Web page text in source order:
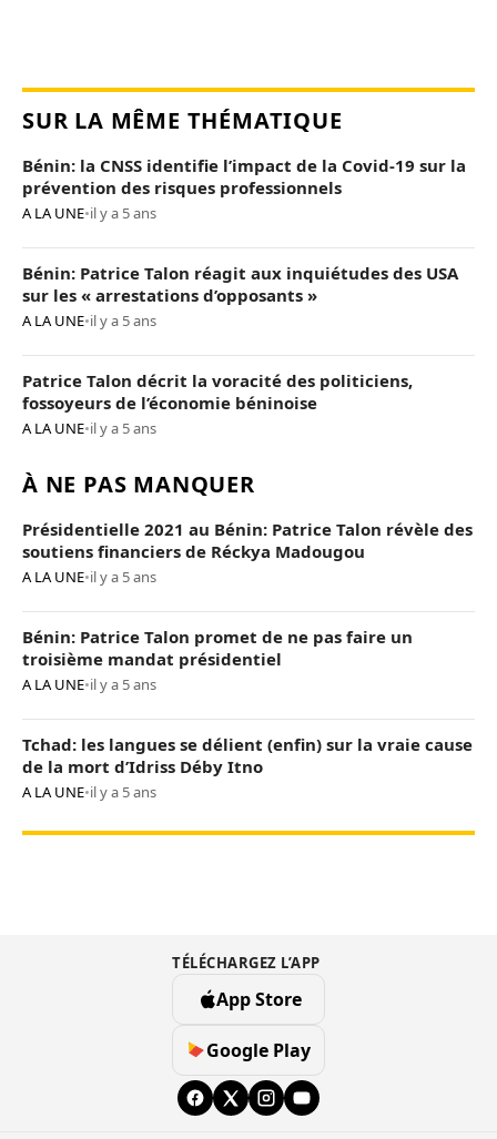
SUR LA MÊME THÉMATIQUE
Bénin: la CNSS identifie l’impact de la Covid-19 sur la
prévention des risques professionnels
A LA UNE•il y a 5 ans
Bénin: Patrice Talon réagit aux inquiétudes des USA
sur les « arrestations d’opposants »
A LA UNE•il y a 5 ans
Patrice Talon décrit la voracité des politiciens,
fossoyeurs de l’économie béninoise
A LA UNE•il y a 5 ans
À NE PAS MANQUER
Présidentielle 2021 au Bénin: Patrice Talon révèle des
soutiens financiers de Réckya Madougou
A LA UNE•il y a 5 ans
Bénin: Patrice Talon promet de ne pas faire un
troisième mandat présidentiel
A LA UNE•il y a 5 ans
Tchad: les langues se délient (enfin) sur la vraie cause
de la mort d’Idriss Déby Itno
A LA UNE•il y a 5 ans
TÉLÉCHARGEZ L’APP
App Store
Google Play